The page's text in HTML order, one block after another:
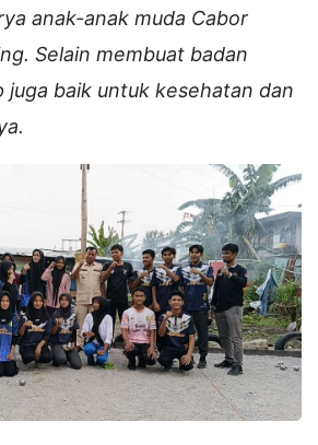
anak-anak muda Cabor
Selain membuat badan
juga baik untuk kesehatan dan